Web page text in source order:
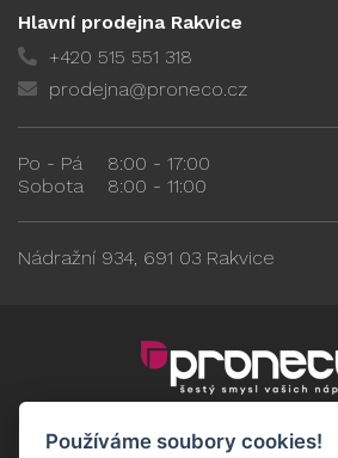
Hlavní prodejna Rakvice
+420 515 551 318
prodejna@proneco.cz
Po - Pá
8:00 - 17:00
Sobota
8:00 - 11:00
Nádražní 934, 691 03 Rakvice
Používáme soubory cookies!